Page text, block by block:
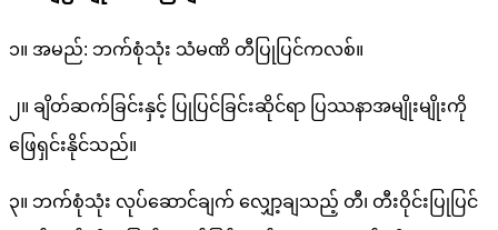
၁။ အမည်: ဘက်စုံသုံး သံမဏိ တီပြုပြင်ကလစ်။
၂။ ချိတ်ဆက်ခြင်းနှင့် ပြုပြင်ခြင်းဆိုင်ရာ ပြဿနာအမျိုးမျိုးကို
ဖြေရှင်းနိုင်သည်။
၃။ ဘက်စုံသုံး လုပ်ဆောင်ချက် လျှော့ချသည့် တီ၊ တီးဝိုင်းပြုပြင်